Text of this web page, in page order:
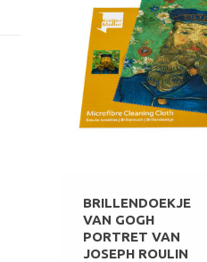
BRILLENDOEKJE
VAN GOGH
PORTRET VAN
JOSEPH ROULIN